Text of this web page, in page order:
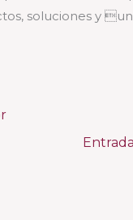
soluciones y